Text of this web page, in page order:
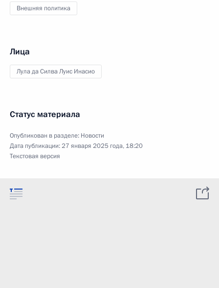
Внешняя политика
Лица
Лула да Силва Луис Инасио
Статус материала
Опубликован в разделе: Новости
Дата публикации:27 января 2025 года, 18:20
Текстовая версия